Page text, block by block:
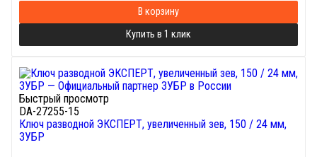
В корзину
Купить в 1 клик
Быстрый просмотр
DA-27255-15
Ключ разводной ЭКСПЕРТ, увеличенный зев, 150 / 24 мм,
ЗУБР